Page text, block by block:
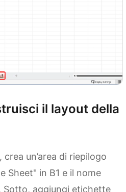
il layout della
un’area di riepilogo
Sheet" in B1 e il nome
Sotto, aggiungi etichette